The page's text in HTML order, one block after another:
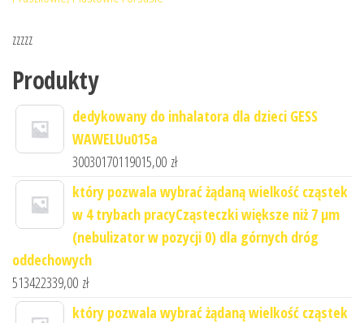
zzzzz
Produkty
dedykowany do inhalatora dla dzieci GESS
WAWELUu015a
30030170119015,00 zł
który pozwala wybrać żądaną wielkość cząstek
w 4 trybach pracyCząsteczki większe niż 7 μm
(nebulizator w pozycji 0) dla górnych dróg
oddechowych
513422339,00 zł
który pozwala wybrać żądaną wielkość cząstek